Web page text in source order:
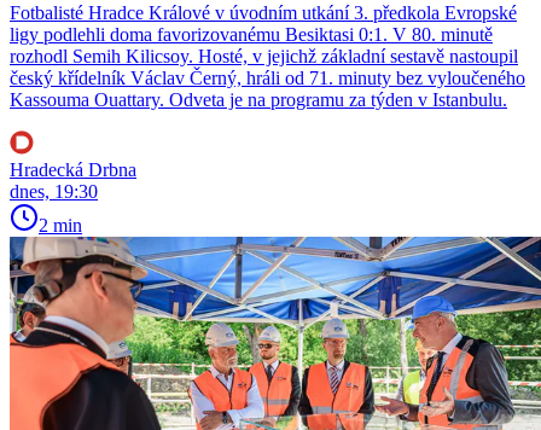
Fotbalisté Hradce Králové v úvodním utkání 3. předkola Evropské
ligy podlehli doma favorizovanému Besiktasi 0:1. V 80. minutě
rozhodl Semih Kilicsoy. Hosté, v jejichž základní sestavě nastoupil
český křídelník Václav Černý, hráli od 71. minuty bez vyloučeného
Kassouma Ouattary. Odveta je na programu za týden v Istanbulu.
Hradecká Drbna
dnes, 19:30
2 min